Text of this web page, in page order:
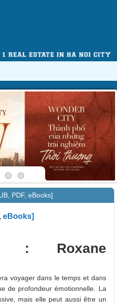
PDF, eBooks]
eBooks]
: Roxane
voyager dans le temps et dans
de profondeur émotionnelle. La
mais elle peut aussi être un